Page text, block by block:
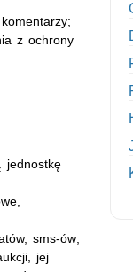
z ochrony
jednostkę
sms-ów;
jej